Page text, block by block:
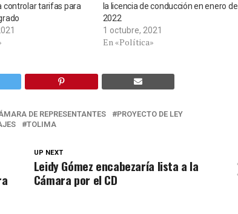
controlar tarifas para
la licencia de conducción en enero de
2022
1 octubre, 2021
En «Política»
DE REPRESENTANTES
PROYECTO DE LEY
TOLIMA
UP NEXT
Leidy Gómez encabezaría lista a la
Cámara por el CD